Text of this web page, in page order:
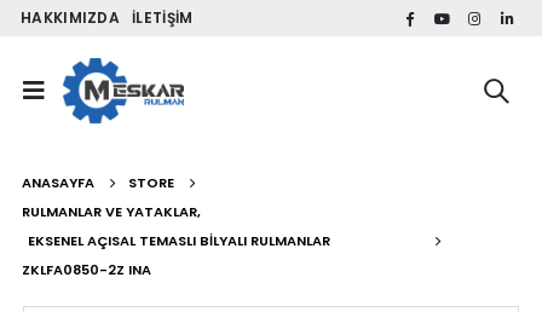
HAKKIMIZDA İLETIŞIM
ANASAYFA
STORE
RULMANLAR VE YATAKLAR,
EKSENEL AÇISAL TEMASLI BILYALI RULMANLAR
ZKLFA0850-2Z INA